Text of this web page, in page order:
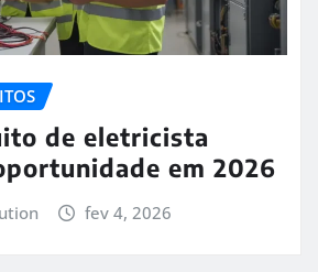
de eletricista
em 2026
fev 4, 2026